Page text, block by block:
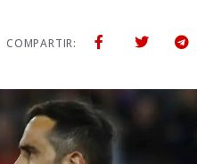
COMPARTIR: